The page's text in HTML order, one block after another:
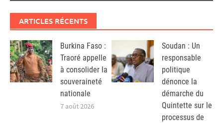
ARTICLES RÉCENTS
Burkina Faso :
Traoré appelle
à consolider la
souveraineté
nationale
7 août 2026
Soudan : Un
responsable
politique
dénonce la
démarche du
Quintette sur le
processus de